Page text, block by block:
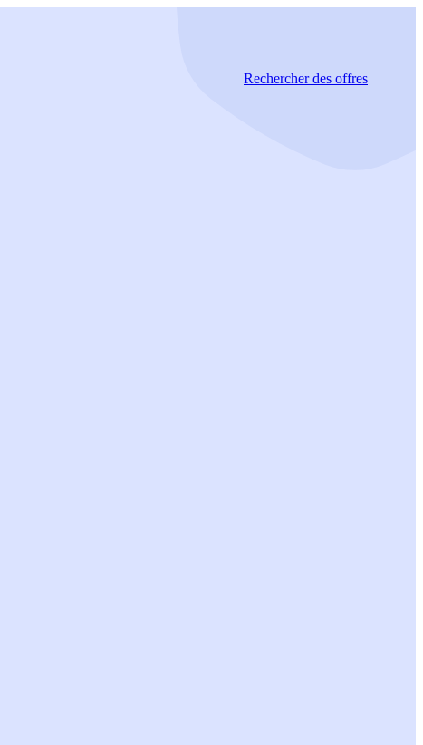
Rechercherdes offres